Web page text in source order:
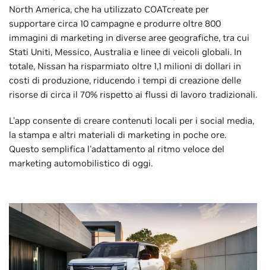
North America, che ha utilizzato COATcreate per
supportare circa 10 campagne e produrre oltre 800
immagini di marketing in diverse aree geografiche, tra cui
Stati Uniti, Messico, Australia e linee di veicoli globali. In
totale, Nissan ha risparmiato oltre 1,1 milioni di dollari in
costi di produzione, riducendo i tempi di creazione delle
risorse di circa il 70% rispetto ai flussi di lavoro tradizionali.
L'app consente di creare contenuti locali per i social media,
la stampa e altri materiali di marketing in poche ore.
Questo semplifica l'adattamento al ritmo veloce del
marketing automobilistico di oggi.